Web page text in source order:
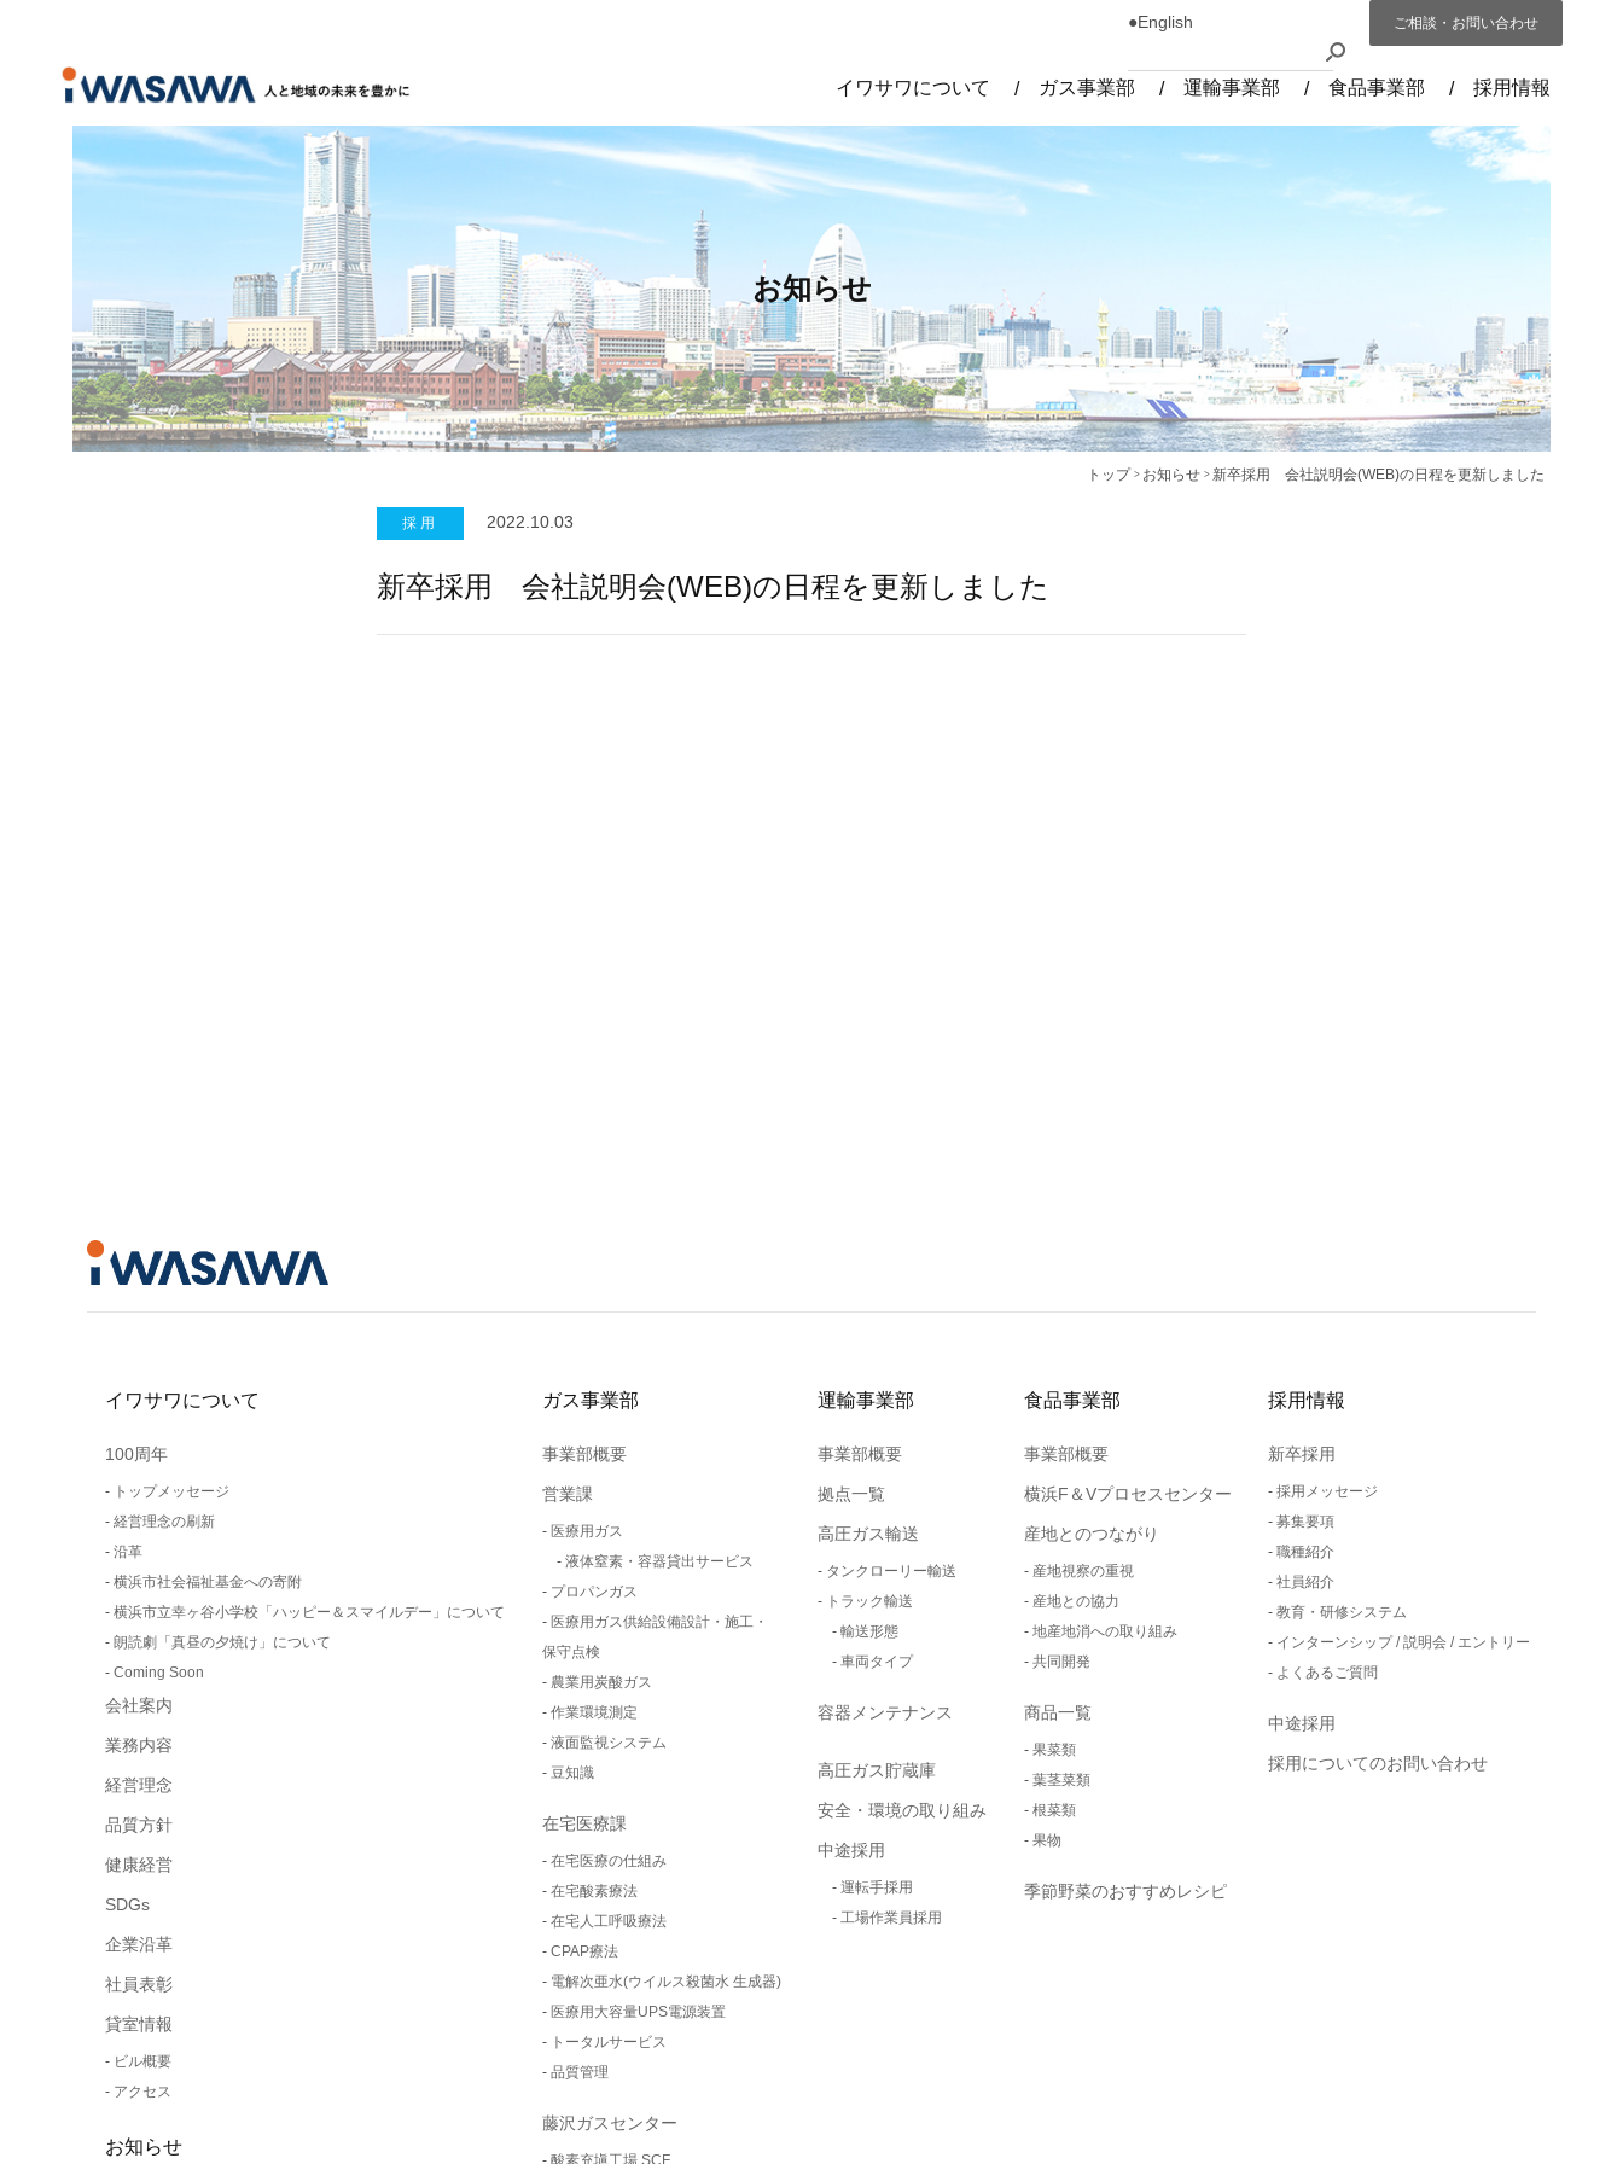
●English ご相談・お問い合わせ
イワサワについて ガス事業部 運輸事業部 食品事業部 採用情報
お知らせ
トップ お知らせ 新卒採用 会社説明会(WEB)の日程を更新しました
採用 2022.10.03
新卒採用 会社説明会(WEB)の日程を更新しました
イワサワについて
100周年
トップメッセージ
経営理念の刷新
沿革
横浜市社会福祉基金への寄附
横浜市立幸ヶ谷小学校「ハッピー＆スマイルデー」について
朗読劇「真昼の夕焼け」について
Coming Soon
会社案内
業務内容
経営理念
品質方針
健康経営
SDGs
企業沿革
社員表彰
貸室情報
ビル概要
アクセス
お知らせ
ガス事業部
事業部概要
営業課
医療用ガス
液体窒素・容器貸出サービス
プロパンガス
医療用ガス供給設備設計・施工・
保守点検
農業用炭酸ガス
作業環境測定
液面監視システム
豆知識
在宅医療課
在宅医療の仕組み
在宅酸素療法
在宅人工呼吸療法
CPAP療法
電解次亜水(ウイルス殺菌水 生成器)
医療用大容量UPS電源装置
トータルサービス
品質管理
藤沢ガスセンター
酸素充塡工場 SCF
運輸事業部
事業部概要
拠点一覧
高圧ガス輸送
タンクローリー輸送
トラック輸送
輸送形態
車両タイプ
容器メンテナンス
高圧ガス貯蔵庫
安全・環境の取り組み
中途採用
運転手採用
工場作業員採用
食品事業部
事業部概要
横浜F＆Vプロセスセンター
産地とのつながり
産地視察の重視
産地との協力
地産地消への取り組み
共同開発
商品一覧
果菜類
葉茎菜類
根菜類
果物
季節野菜のおすすめレシピ
採用情報
新卒採用
採用メッセージ
募集要項
職種紹介
社員紹介
教育・研修システム
インターンシップ / 説明会 / エントリー
よくあるご質問
中途採用
採用についてのお問い合わせ